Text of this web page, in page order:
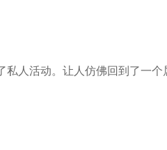
私人活动。让人仿佛回到了一个